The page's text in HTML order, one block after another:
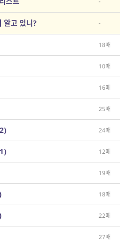
고 있니? -
18매
10매
16매
25매
24매
12매
19매
18매
22매
27매